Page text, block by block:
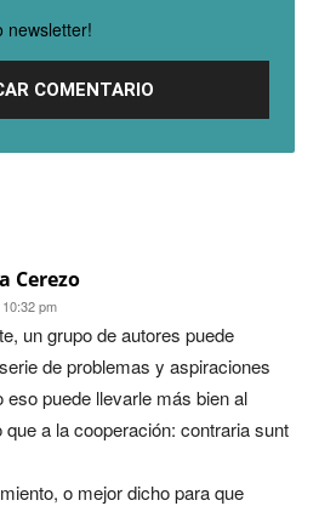
Cerezo
pm
un grupo de autores puede
de problemas y aspiraciones
eso puede llevarle más bien al
que a la cooperación: contraria sunt
o mejor dicho para que
newsletter!